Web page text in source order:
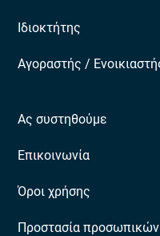
Ιδιοκτήτης
Αγοραστής /
Ας συστηθούμε
Επικοινωνία
Όροι χρήσης
Προστασία